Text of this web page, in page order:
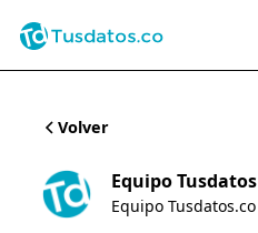
Volver
Equipo Tusdatos
Equipo Tusdatos.co